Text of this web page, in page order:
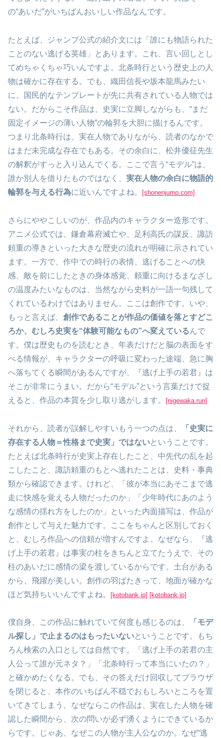
の“あいだ”がいちばんおいしい作品なんです。
たとえば、ジャンプ公式の紹介文には「誰にも物語られた
ことのない逃げる英雄」とあります。これ、言い回しとし
てめちゃくちゃ巧いんですよ。北条時行という歴史上の人
物は確かに存在する。でも、織田信長や坂本龍馬みたい
に、国民的なテンプレートが先に共有されている人物では
ない。だからこそ作品は、史実に立脚しながらも、“まだ
固定イメージの薄い人物”の輪郭を大胆に描けるんです。
つまり北条時行は、実在人物でありながら、読者のなかで
はまだ未完成な存在でもある。その余白に、松井優征先生
の解釈がすっと入り込んでくる。ここで言う“モデル”は、
誰か別人を借りたものではなく、 実在人物の余白に物語的
輪郭を与える行為に近いんですよね。 [shonenjump.com]
さらにややこしいのが、作品内のキャラクター造形です。
アニメ公式では、鎌倉幕府滅亡や、足利高氏の謀反、諏訪
頼重の導きといった大きな歴史の流れが明確に示されてい
ます。一方で、作中での時行の表情、逃げることへの快
感、敵を前にしたときの身体感覚、頼重に向けるまなざし
の温度みたいなものは、当然ながら史料が一語一句残して
くれているわけではありません。ここは創作です。いや、
もっと言えば、 創作であることが作品の価値を落とすどこ
ろか、むしろ史実を“体験可能なもの”へ変えているんで
す。僕は歴史ものを読むとき、年表だけだと脳の表面をす
べる情報が、キャラクターの呼吸に変わった途端、急に胸
へ落ちてくる瞬間があるんですが、『逃げ上手の若君』は
そこが非常にうまい。だから“モデル”という言葉だけで捉
えると、作品の本質を少し取り逃がします。
[nigewaka.run]
それから、読者が誤解しやすいもう一つの点は、
「史実に
存在する人物＝性格まで史実」ではないということです。
たとえば北条時行が史実上存在したこと、中先代の乱を起
こしたこと、諏訪頼重のもとへ逃れたことは、史料・事典
類から確認できます。けれど、「彼が本当にあそこまで逃
走に快感を覚える人物だったのか」「少年時代にあのよう
な感情の揺れ方をしたのか」といった内面描写は、作品が
創作として与えた魅力です。ここをちゃんと区別しておく
と、むしろ作品への信頼が増すんですよ。なぜなら、『逃
げ上手の若君』は事実の柱をきちんと立てたうえで、その
柱のあいだに感情の梁を渡しているからです。土台がある
から、飛躍が美しい。創作の羽ばたきって、地面が確かな
ほど気持ちいいんですよね。
[kotobank.jp] [kotobank.jp]
僕自身、この作品に触れていて何度も感じるのは、
「モデ
ル探し」で止まるのはもったいないということです。もち
ろん検索の入口としては自然です。「逃げ上手の若君の主
人公って誰が元ネタ？」「北条時行って本当にいたの？」
と確かめたくなる。でも、その答えだけ回収してブラウザ
を閉じると、本作のいちばん不穏でおもしろいところを置
いてきてしまう。なぜならこの作品は、実在した人物を確
認した瞬間から、次の問いが必ず湧くようにできているか
らです。じゃあ、なぜこの人物が主人公なのか。なぜ“逃